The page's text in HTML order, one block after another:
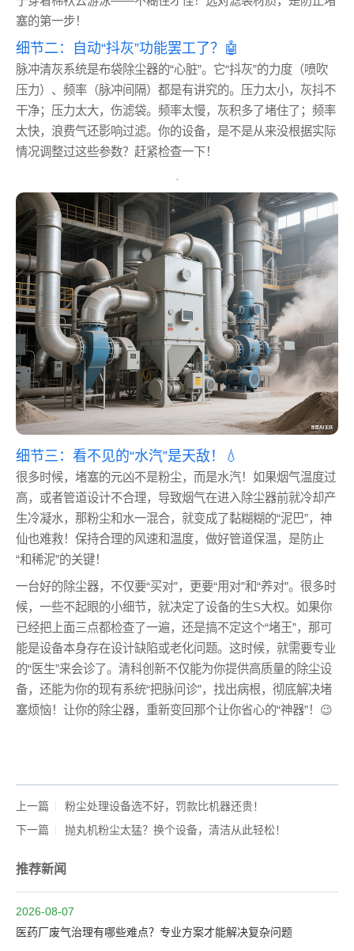
塞的第一步！
细节二：自动“抖灰”功能罢工了？🤖
脉冲清灰系统是布袋除尘器的“心脏”。它“抖灰”的力度（喷吹
压力）、频率（脉冲间隔）都是有讲究的。压力太小，灰抖不
干净；压力太大，伤滤袋。频率太慢，灰积多了堵住了；频率
太快，浪费气还影响过滤。你的设备，是不是从来没根据实际
情况调整过这些参数？赶紧检查一下！
细节三：看不见的“水汽”是天敌！💧
很多时候，堵塞的元凶不是粉尘，而是水汽！如果烟气温度过
高，或者管道设计不合理，导致烟气在进入除尘器前就冷却产
生冷凝水，那粉尘和水一混合，就变成了黏糊糊的“泥巴”，神
仙也难救！保持合理的风速和温度，做好管道保温，是防止
“和稀泥”的关键！
一台好的除尘器，不仅要“买对”，更要“用对”和“养对”。很多时
候，一些不起眼的小细节，就决定了设备的生S大权。如果你
已经把上面三点都检查了一遍，还是搞不定这个“堵王”，那可
能是设备本身存在设计缺陷或老化问题。这时候，就需要专业
的“医生”来会诊了。清科创新不仅能为你提供高质量的除尘设
备，还能为你的现有系统“把脉问诊”，找出病根，彻底解决堵
塞烦恼！让你的除尘器，重新变回那个让你省心的“神器”！😉
上一篇
粉尘处理设备选不好，罚款比机器还贵！
下一篇
抛丸机粉尘太猛？换个设备，清洁从此轻松！
推荐新闻
2026-08-07
医药厂废气治理有哪些难点？专业方案才能解决复杂问题